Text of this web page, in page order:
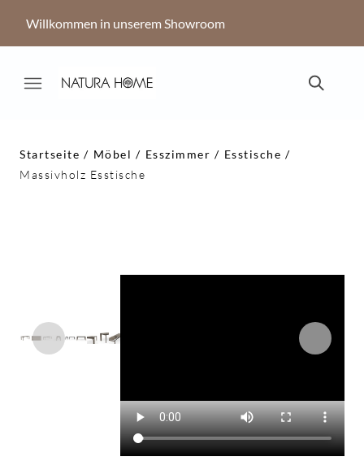
Willkommen in unserem Showroom
Startseite Möbel Esszimmer
Esstische
Massivholz Esstische